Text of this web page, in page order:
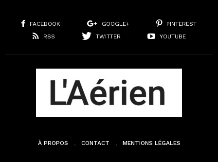
FACEBOOK GOOGLE+
PINTEREST
RSS
TWITTER YOUTUBE
À PROPOS CONTACT MENTIONS LÉGALES